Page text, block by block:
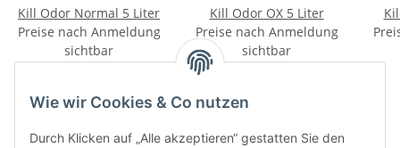
Kill Odor Normal 5 Liter
Preise nach Anmeldung
sichtbar
Kill Odor OX 5 Liter
Preise nach Anmeldung
sichtbar
Kategorien
Wie wir Cookies & Co nutzen
Durch Klicken auf „Alle akzeptieren“ gestatten Sie den